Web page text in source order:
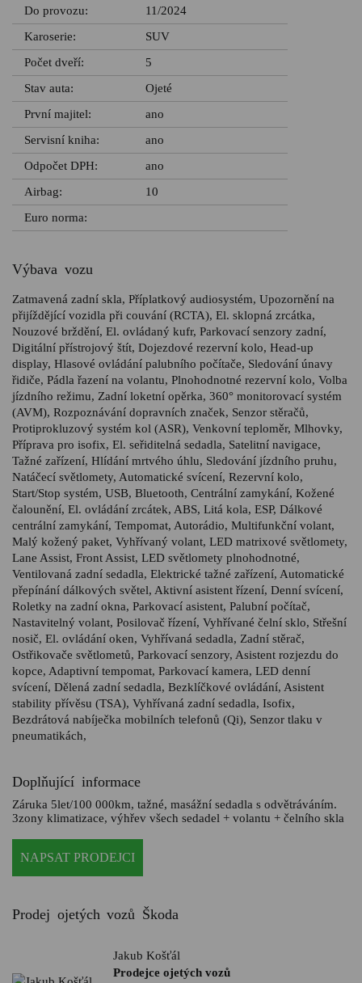
Do provozu:
11/2024
Karoserie:
SUV
Počet dveří:
5
Stav auta:
Ojeté
První majitel:
ano
Servisní kniha:
ano
Odpočet DPH:
ano
Airbag:
10
Euro norma:
Výbava vozu
Zatmavená zadní skla, Příplatkový audiosystém, Upozornění na
přijíždějící vozidla při couvání (RCTA), El. sklopná zrcátka,
Nouzové brždění, El. ovládaný kufr, Parkovací senzory zadní,
Digitální přístrojový štít, Dojezdové rezervní kolo, Head-up
display, Hlasové ovládání palubního počítače, Sledování únavy
řidiče, Pádla řazení na volantu, Plnohodnotné rezervní kolo, Volba
jízdního režimu, Zadní loketní opěrka, 360° monitorovací systém
(AVM), Rozpoznávání dopravních značek, Senzor stěračů,
Protiprokluzový systém kol (ASR), Venkovní teploměr, Mlhovky,
Příprava pro isofix, El. seřiditelná sedadla, Satelitní navigace,
Tažné zařízení, Hlídání mrtvého úhlu, Sledování jízdního pruhu,
Natáčecí světlomety, Automatické svícení, Rezervní kolo,
Start/Stop systém, USB, Bluetooth, Centrální zamykání, Kožené
čalounění, El. ovládání zrcátek, ABS, Litá kola, ESP, Dálkové
centrální zamykání, Tempomat, Autorádio, Multifunkční volant,
Malý kožený paket, Vyhřívaný volant, LED matrixové světlomety,
Lane Assist, Front Assist, LED světlomety plnohodnotné,
Ventilovaná zadní sedadla, Elektrické tažné zařízení, Automatické
přepínání dálkových světel, Aktivní asistent řízení, Denní svícení,
Roletky na zadní okna, Parkovací asistent, Palubní počítač,
Nastavitelný volant, Posilovač řízení, Vyhřívané čelní sklo, Střešní
nosič, El. ovládání oken, Vyhřívaná sedadla, Zadní stěrač,
Ostřikovače světlometů, Parkovací senzory, Asistent rozjezdu do
kopce, Adaptivní tempomat, Parkovací kamera, LED denní
svícení, Dělená zadní sedadla, Bezklíčkové ovládání, Asistent
stability přívěsu (TSA), Vyhřívaná zadní sedadla, Isofix,
Bezdrátová nabíječka mobilních telefonů (Qi), Senzor tlaku v
pneumatikách,
Doplňující informace
Záruka 5let/100 000km, tažné, masážní sedadla s odvětráváním.
3zony klimatizace, výhřev všech sedadel + volantu + čelního skla
NAPSAT PRODEJCI
Prodej ojetých vozů Škoda
Jakub Košťál
Prodejce ojetých vozů